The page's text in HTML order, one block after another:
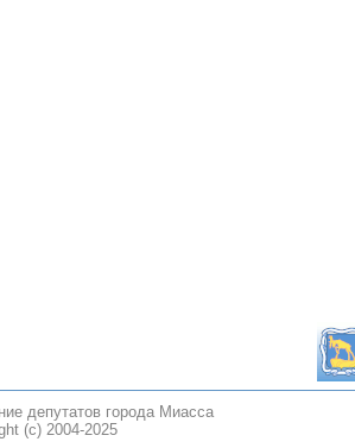
депутатов города Миасса
(c) 2004-2025